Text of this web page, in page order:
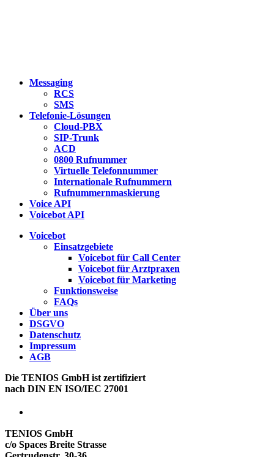
Messaging
RCS
SMS
Telefonie-Lösungen
Cloud-PBX
SIP-Trunk
ACD
0800 Rufnummer
Virtuelle Telefonnummer
Internationale Rufnummern
Rufnummernmaskierung
Voice API
Voicebot API
Voicebot
Einsatzgebiete
Voicebot für Call Center
Voicebot für Arztpraxen
Voicebot für Marketing
Funktionsweise
FAQs
Über uns
DSGVO
Datenschutz
Impressum
AGB
Die TENIOS GmbH ist zertifiziert
nach DIN EN ISO/IEC 27001
TENIOS GmbH
c/o Spaces Breite Strasse